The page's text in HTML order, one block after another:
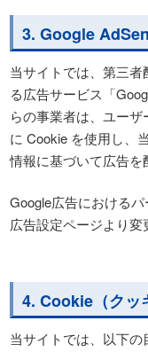
3. Google
当サイトでは、第三
る広告サービス「
らの事業者は、ユー
に Cookie を使用し、
情報に基づいて広告を
Google広告における
広告設定ページより変
4. Cookie（クッ
当サイトでは、以下の